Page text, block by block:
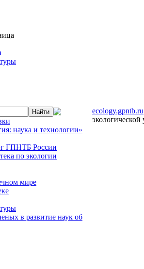
наука и технологии»
ГПНТБ России
по экологии
мире
в развитие наук об
ecology.gpntb.ru
экологической